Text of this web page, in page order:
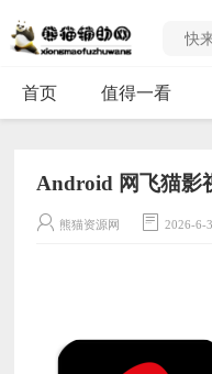
首页 值得一看
Android 网飞猫影
熊猫资源网 2026-6-